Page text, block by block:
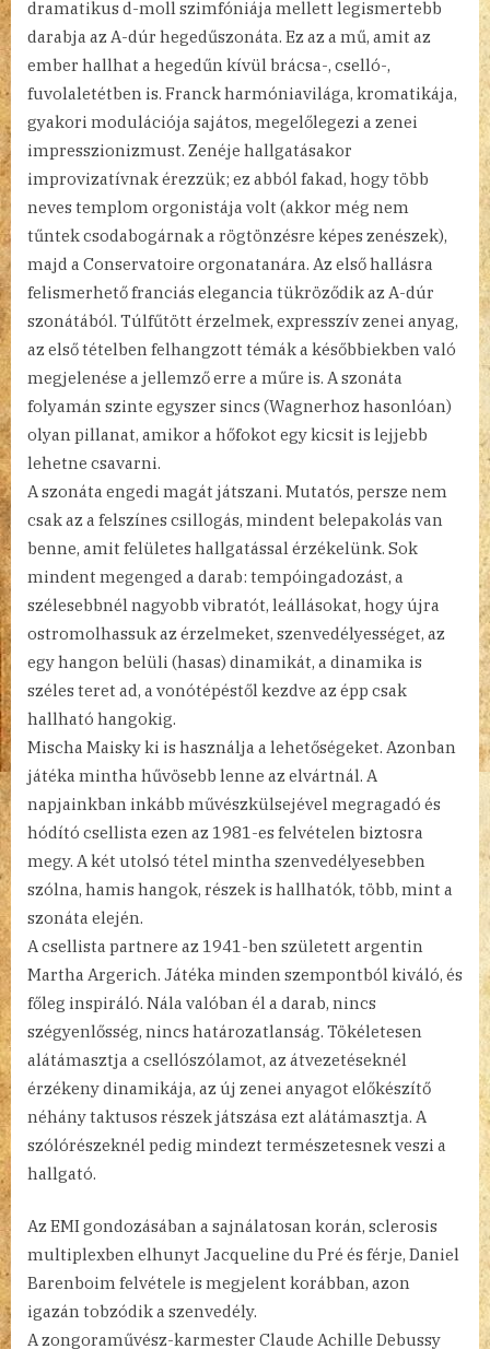
dramatikus d-moll szimfóniája mellett legismertebb
darabja az A-dúr hegedűszonáta. Ez az a mű, amit az
ember hallhat a hegedűn kívül brácsa-, cselló-,
fuvolaletétben is. Franck harmóniavilága, kromatikája,
gyakori modulációja sajátos, megelőlegezi a zenei
impresszionizmust. Zenéje hallgatásakor
improvizatívnak érezzük; ez abból fakad, hogy több
neves templom orgonistája volt (akkor még nem
tűntek csodabogárnak a rögtönzésre képes zenészek),
majd a Conservatoire orgonatanára. Az első hallásra
felismerhető franciás elegancia tükröződik az A-dúr
szonátából. Túlfűtött érzelmek, expresszív zenei anyag,
az első tételben felhangzott témák a későbbiekben való
megjelenése a jellemző erre a műre is. A szonáta
folyamán szinte egyszer sincs (Wagnerhoz hasonlóan)
olyan pillanat, amikor a hőfokot egy kicsit is lejjebb
lehetne csavarni.
A szonáta engedi magát játszani. Mutatós, persze nem
csak az a felszínes csillogás, mindent belepakolás van
benne, amit felületes hallgatással érzékelünk. Sok
mindent megenged a darab: tempóingadozást, a
szélesebbnél nagyobb vibratót, leállásokat, hogy újra
ostromolhassuk az érzelmeket, szenvedélyességet, az
egy hangon belüli (hasas) dinamikát, a dinamika is
széles teret ad, a vonótépéstől kezdve az épp csak
hallható hangokig.
Mischa Maisky ki is használja a lehetőségeket. Azonban
játéka mintha hűvösebb lenne az elvártnál. A
napjainkban inkább művészkülsejével megragadó és
hódító csellista ezen az 1981-es felvételen biztosra
megy. A két utolsó tétel mintha szenvedélyesebben
szólna, hamis hangok, részek is hallhatók, több, mint a
szonáta elején.
A csellista partnere az 1941-ben született argentin
Martha Argerich. Játéka minden szempontból kiváló, és
főleg inspiráló. Nála valóban él a darab, nincs
szégyenlősség, nincs határozatlanság. Tökéletesen
alátámasztja a csellószólamot, az átvezetéseknél
érzékeny dinamikája, az új zenei anyagot előkészítő
néhány taktusos részek játszása ezt alátámasztja. A
szólórészeknél pedig mindezt természetesnek veszi a
hallgató.
Az EMI gondozásában a sajnálatosan korán, sclerosis
multiplexben elhunyt Jacqueline du Pré és férje, Daniel
Barenboim felvétele is megjelent korábban, azon
igazán tobzódik a szenvedély.
A zongoraművész-karmester Claude Achille Debussy